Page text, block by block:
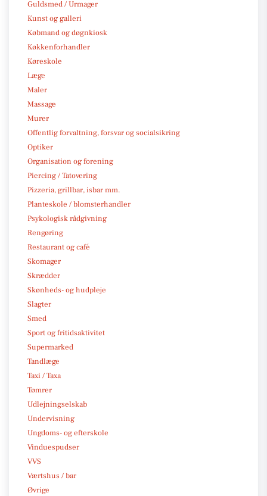
Guldsmed / Urmager
Kunst og galleri
Købmand og døgnkiosk
Køkkenforhandler
Køreskole
Læge
Maler
Massage
Murer
Offentlig forvaltning, forsvar og socialsikring
Optiker
Organisation og forening
Piercing / Tatovering
Pizzeria, grillbar, isbar mm.
Planteskole / blomsterhandler
Psykologisk rådgivning
Rengøring
Restaurant og café
Skomager
Skrædder
Skønheds- og hudpleje
Slagter
Smed
Sport og fritidsaktivitet
Supermarked
Tandlæge
Taxi / Taxa
Tømrer
Udlejningselskab
Undervisning
Ungdoms- og efterskole
Vinduespudser
VVS
Værtshus / bar
Øvrige